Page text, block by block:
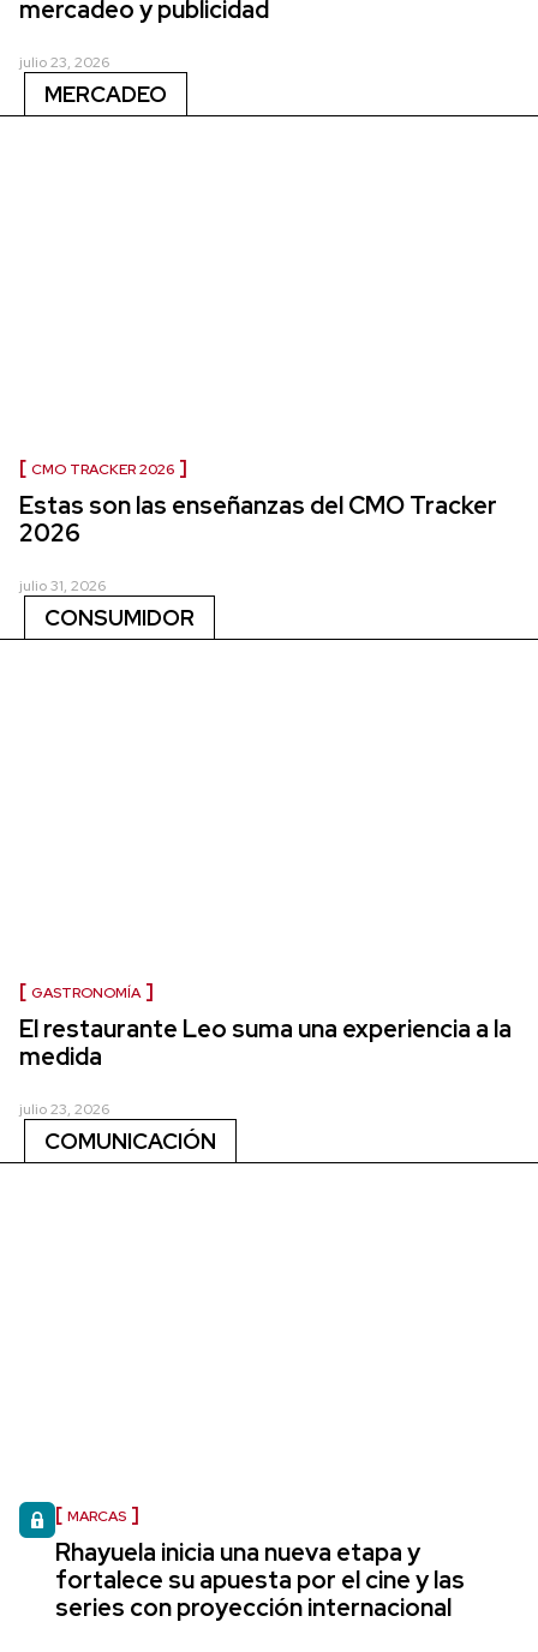
mercadeo y publicidad
julio 23, 2026
MERCADEO
CMO TRACKER 2026
Estas son las enseñanzas del CMO Tracker
2026
julio 31, 2026
CONSUMIDOR
GASTRONOMÍA
El restaurante Leo suma una experiencia a la
medida
julio 23, 2026
COMUNICACIÓN
MARCAS
Rhayuela inicia una nueva etapa y
fortalece su apuesta por el cine y las
series con proyección internacional